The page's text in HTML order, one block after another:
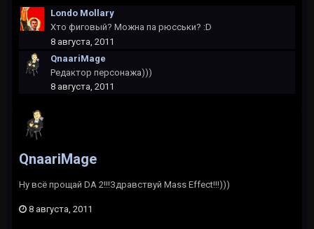
Londo Mollary
Хто фиговый? Можна па рюсськи? :D
8 августа, 2011
QnaariMage
Редактор персонажа)))
8 августа, 2011
QnaariMage
Ну всё прощай DA 2!!!Здравствуй Mass Effect!!!)))
8 августа, 2011